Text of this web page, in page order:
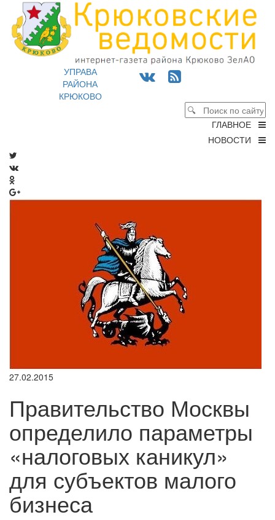
УПРАВА
РАЙОНА
КРЮКОВО
ГЛАВНОЕ
НОВОСТИ
27.02.2015
Правительство Москвы
определило параметры
«налоговых каникул»
для субъектов малого
бизнеса